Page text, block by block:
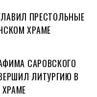
ПРЕСТОЛЬНЫЕ
ХРАМЕ
САРОВСКОГО
ЛИТУРГИЮ В